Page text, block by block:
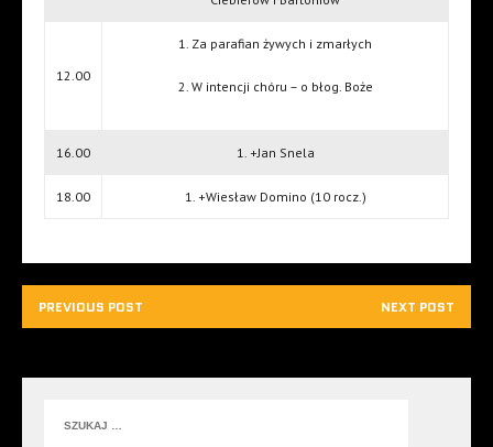
12.00
1. Za parafian żywych i zmarłych
2. W intencji chóru – o błog. Boże
16.00 1. +Jan Snela
18.00 1. +Wiesław Domino (10 rocz.)
PREVIOUS POST NEXT POST